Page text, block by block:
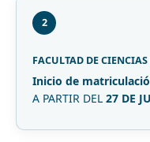
2
FACULTAD DE
Inicio de
A PARTIR DEL 27 DE